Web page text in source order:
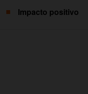
Impacto positivo